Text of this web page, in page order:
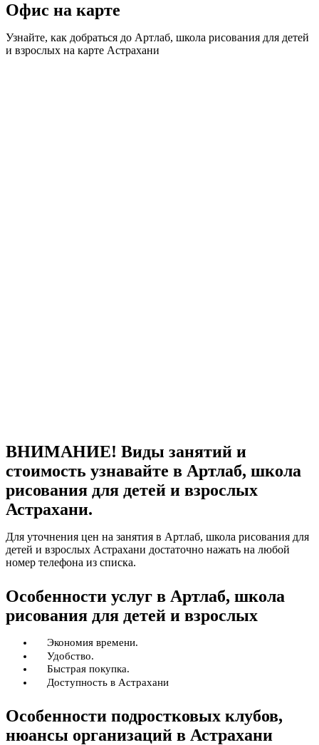
Офис на карте
Узнайте, как добраться до Артлаб, школа рисования для детей
и взрослых на карте Астрахани
ВНИМАНИЕ! Виды занятий и
стоимость узнавайте в Артлаб, школа
рисования для детей и взрослых
Астрахани.
Для уточнения цен на занятия в Артлаб, школа рисования для
детей и взрослых Астрахани достаточно нажать на любой
номер телефона из списка.
Особенности услуг в Артлаб, школа
рисования для детей и взрослых
Экономия времени.
Удобство.
Быстрая покупка.
Доступность в Астрахани
Особенности подростковых клубов,
нюансы организаций в Астрахани